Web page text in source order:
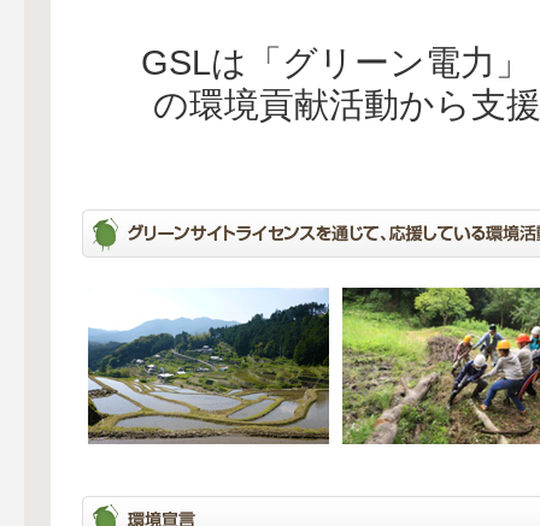
GSLは「グリーン電力
の環境貢献活動から支